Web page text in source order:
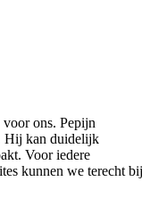
ons. Pepijn
Hij kan duidelijk
Voor iedere
kunnen we terecht bij